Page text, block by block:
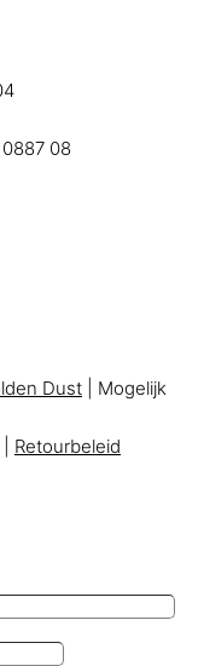
08
Dust | Mogelijk
Retourbeleid